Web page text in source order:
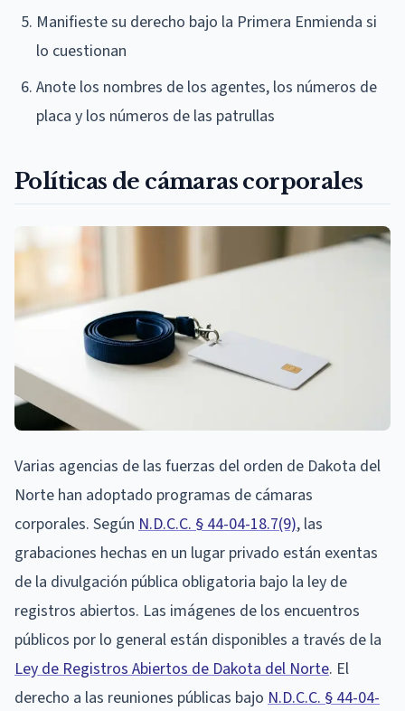
Manifieste su derecho bajo la Primera Enmienda si
lo cuestionan
Anote los nombres de los agentes, los números de
placa y los números de las patrullas
Políticas de cámaras corporales
Varias agencias de las fuerzas del orden de Dakota del
Norte han adoptado programas de cámaras
corporales. Según N.D.C.C. § 44-04-18.7(9), las
grabaciones hechas en un lugar privado están exentas
de la divulgación pública obligatoria bajo la ley de
registros abiertos. Las imágenes de los encuentros
públicos por lo general están disponibles a través de la
Ley de Registros Abiertos de Dakota del Norte. El
derecho a las reuniones públicas bajo N.D.C.C. § 44-04-